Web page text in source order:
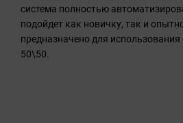
система полностью
подойдет как новичку, так и
предназначено для
50\50.